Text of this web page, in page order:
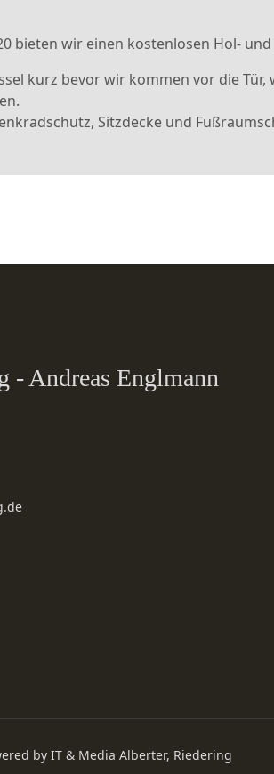
bieten wir einen kostenlosen Hol-
kurz bevor wir kommen vor die
Sitzdecke und
- Andreas Englmann
by IT & Media Alberter, Riedering